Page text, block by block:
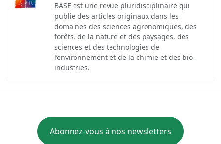
BASE est une revue pluridisciplinaire qui
publie des articles originaux dans les
domaines des sciences agronomiques, des
forêts, de la nature et des paysages, des
sciences et des technologies de
l’environnement et de la chimie et des bio-
industries.
Abonnez-vous à nos newsletters